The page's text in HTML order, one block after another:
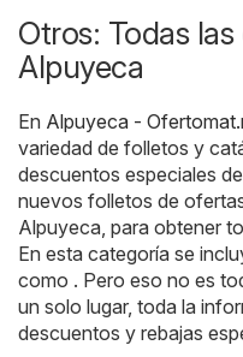
Otros: Todas
Alpuyeca
En Alpuyeca -
variedad de folletos y
descuentos especiales
nuevos folletos de
Alpuyeca, para obtener
En esta categoría se
como . Pero eso no es
un solo lugar, toda la
descuentos y rebajas